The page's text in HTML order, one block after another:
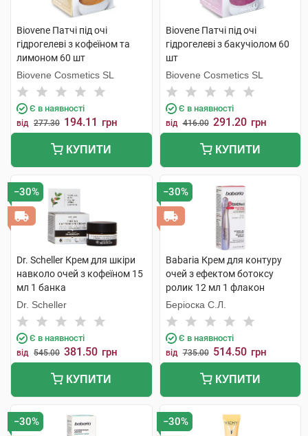
Biovene Патчі під очі
гідрогелеві з кофеїном та
лимоном 60 шт
Biovene Cosmetics SL
Є в наявності
від 277.30 194.11 грн
КУПИТИ
Biovene Патчі під очі
гідрогелеві з бакучіолом 60
шт
Biovene Cosmetics SL
Є в наявності
від 416.00 291.20 грн
КУПИТИ
−30%
Dr. Scheller Крем для шкіри
навколо очей з кофеїном 15
мл 1 банка
Dr. Scheller
Є в наявності
від 545.00 381.50 грн
КУПИТИ
−30%
Babaria Крем для контуру
очей з ефектом ботоксу
ролик 12 мл 1 флакон
Беріоска С.Л.
Є в наявності
від 735.00 514.50 грн
КУПИТИ
−30% −30%